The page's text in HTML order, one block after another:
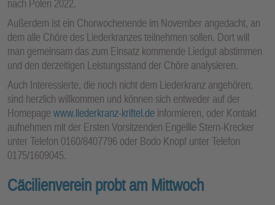
nach Polen 2022.
Außerdem ist ein Chorwochenende im November angedacht, an
dem alle Chöre des Liederkranzes teilnehmen sollen. Dort will
man gemeinsam das zum Einsatz kommende Liedgut abstimmen
und den derzeitigen Leistungsstand der Chöre analysieren.
Auch Interessierte, die noch nicht dem Liederkranz angehören,
sind herzlich willkommen und können sich entweder auf der
Homepage www.liederkranz-kriftel.de informieren, oder Kontakt
aufnehmen mit der Ersten Vorsitzenden Engellie Stern-Krecker
unter Telefon 0160/8407796 oder Bodo Knopf unter Telefon
0175/1609045.
Cäcilienverein probt am Mittwoch